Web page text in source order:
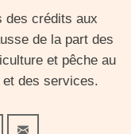
des crédits aux
de la part des
et pêche au
et des services.